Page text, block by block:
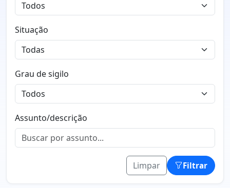
Situação
Grau de sigilo
Assunto/descrição
Limpar Filtrar